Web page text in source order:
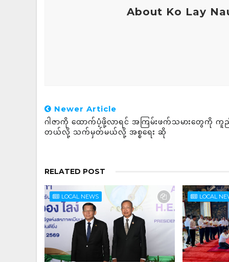
About Ko Lay
Newer Article
ဂါဇာကို ထောက်ပံ့ဖို့လာရင် အကြမ်းဖက်သမားတွေကို ကူ
တယ်လို့ သက်မှတ်မယ်လို့ အစ္စရေး ဆို
RELATED POST
LOCAL NEWS LOCAL